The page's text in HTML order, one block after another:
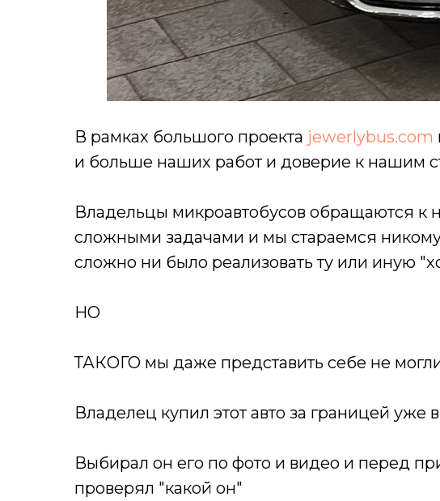
В рамках большого проекта jewerlybus.com
и больше наших работ и доверие к нашим
Владельцы микроавтобусов обращаются к
сложными задачами и мы стараемся никому
сложно ни было реализовать ту или иную
НО
ТАКОГО мы даже представить себе не
Владелец купил этот авто за границей уже
Выбирал он его по фото и видео и перед
проверял "какой он"